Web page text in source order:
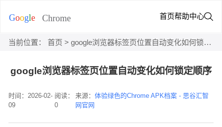
首页帮助中心
当前位置： 首页 > google浏览器标签页位置自动变化如何锁定顺序
google浏览器标签页位置自动变化如何锁定顺序
时间：2026-02-
09
阅读：
0
来源：体验绿色的Chrome APK档案 - 思谷汇智
网官网